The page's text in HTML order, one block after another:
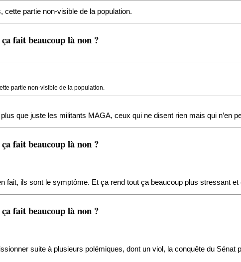
partie non-visible de la population.
fait beaucoup là non ?
partie non-visible de la population.
que juste les militants MAGA, ceux qui ne disent rien mais qui n’en
fait beaucoup là non ?
fait, ils sont le symptôme. Et ça rend tout ça beaucoup plus stressant et
fait beaucoup là non ?
suite à plusieurs polémiques, dont un viol, la conquête du